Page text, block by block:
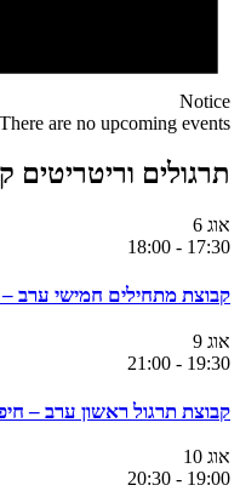
Notice
There are no upcoming events.
תרגולים וריטריטים
אוג 6
17:30
-
18:00
קבוצת מתחילים חמישי ערב
אוג 9
19:30
-
21:00
קבוצת תרגול ראשון ערב –
אוג 10
19:00
-
20:30